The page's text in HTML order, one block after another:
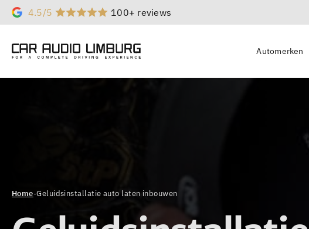
4.5/5 100+ reviews
Automerken
Home-Geluidsinstallatie auto laten inbouwen